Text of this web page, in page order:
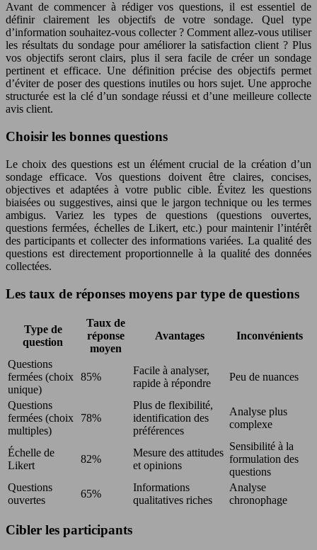
Avant de commencer à rédiger vos questions, il est essentiel de
définir clairement les objectifs de votre sondage. Quel type
d’information souhaitez-vous collecter ? Comment allez-vous utiliser
les résultats du sondage pour améliorer la satisfaction client ? Plus
vos objectifs seront clairs, plus il sera facile de créer un sondage
pertinent et efficace. Une définition précise des objectifs permet
d’éviter de poser des questions inutiles ou hors sujet. Une approche
structurée est la clé d’un sondage réussi et d’une meilleure collecte
avis client.
Choisir les bonnes questions
Le choix des questions est un élément crucial de la création d’un
sondage efficace. Vos questions doivent être claires, concises,
objectives et adaptées à votre public cible. Évitez les questions
biaisées ou suggestives, ainsi que le jargon technique ou les termes
ambigus. Variez les types de questions (questions ouvertes,
questions fermées, échelles de Likert, etc.) pour maintenir l’intérêt
des participants et collecter des informations variées. La qualité des
questions est directement proportionnelle à la qualité des données
collectées.
Les taux de réponses moyens par type de questions
Type de
question
Taux de
réponse
moyen
Avantages Inconvénients
Questions
fermées (choix
unique)
85%
Facile à analyser,
rapide à répondre
Peu de nuances
Questions
fermées (choix
multiples)
78%
Plus de flexibilité,
identification des
préférences
Analyse plus
complexe
Échelle de
Likert
82%
Mesure des attitudes
et opinions
Sensibilité à la
formulation des
questions
Questions
ouvertes
65%
Informations
qualitatives riches
Analyse
chronophage
Cibler les participants